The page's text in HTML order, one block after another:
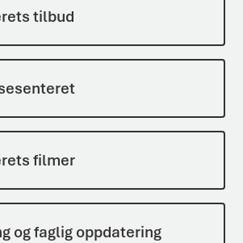
tilbud
filmer
og faglig oppdatering